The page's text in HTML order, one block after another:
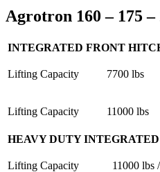
Agrotron 160 – 175 –
INTEGRATED FRONT
Lifting Capacity 7700 lbs
Lifting Capacity 11000 lbs
HEAVY DUTY
Lifting Capacity 11000